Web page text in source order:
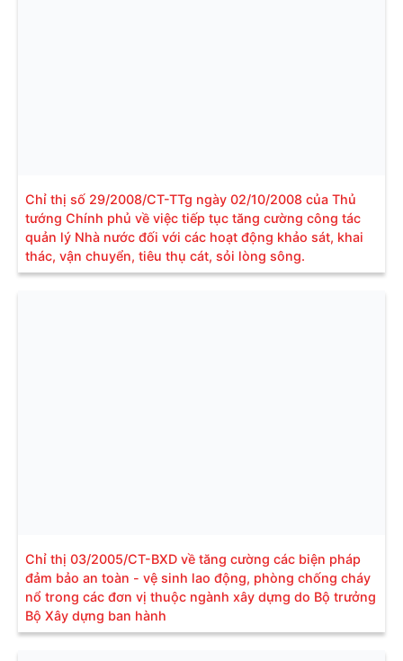
Chỉ thị số 29/2008/CT-TTg ngày 02/10/2008 của Thủ
tướng Chính phủ về việc tiếp tục tăng cường công tác
quản lý Nhà nước đối với các hoạt động khảo sát, khai
thác, vận chuyển, tiêu thụ cát, sỏi lòng sông.
Chỉ thị 03/2005/CT-BXD về tăng cường các biện pháp
đảm bảo an toàn - vệ sinh lao động, phòng chống cháy
nổ trong các đơn vị thuộc ngành xây dựng do Bộ trưởng
Bộ Xây dựng ban hành